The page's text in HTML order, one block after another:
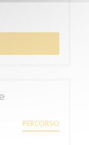
PERCORSO